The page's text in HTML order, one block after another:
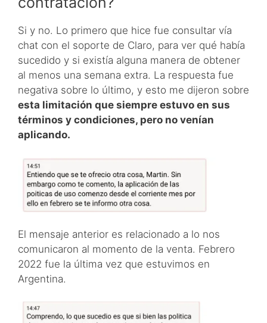
Si y no. Lo primero que hice fue consultar vía
chat con el soporte de Claro, para ver qué había
sucedido y si existía alguna manera de obtener
al menos una semana extra. La respuesta fue
negativa sobre lo último, y esto me dijeron sobre
esta limitación que siempre estuvo en sus
términos y condiciones, pero no venían
aplicando.
El mensaje anterior es relacionado a lo nos
comunicaron al momento de la venta. Febrero
2022 fue la última vez que estuvimos en
Argentina.